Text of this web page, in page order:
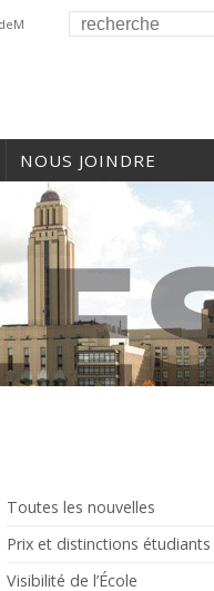
NOUS JOINDRE
Toutes les nouvelles
Prix et distinctions étudiants
Visibilité de l’École